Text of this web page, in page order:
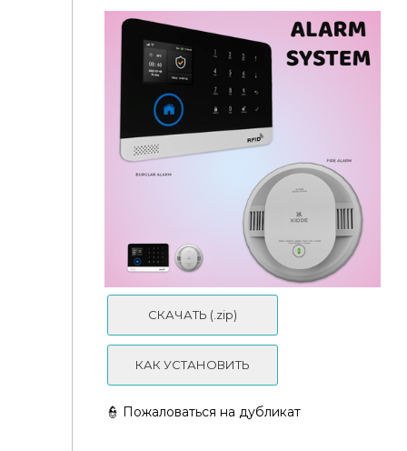
🛬DECOR | Acker Falcon Business Class Sim Wears
Prada
Pierisim - Belgravia - Part 3
СКАЧАТЬ (.zip)
КАК УСТАНОВИТЬ
👮 Пожаловаться на дубликат